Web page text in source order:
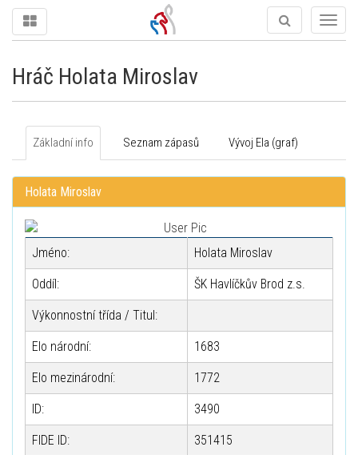
Hráč Holata Miroslav
Základní info Seznam zápasů Vývoj Ela (graf)
Holata Miroslav
Jméno: Holata Miroslav
Oddíl: ŠK Havlíčkův Brod z.s.
Výkonnostní třída / Titul:
Elo národní: 1683
Elo mezinárodní: 1772
ID: 3490
FIDE ID: 351415